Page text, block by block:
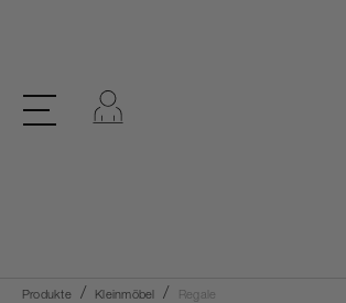
Produkte Kleinmöbel Regale